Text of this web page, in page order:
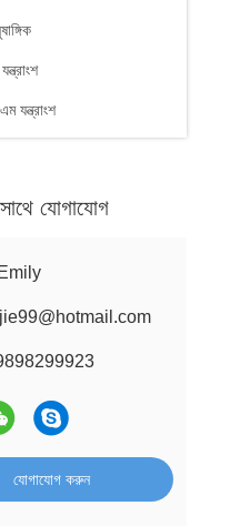
যন্ত্রাংশ
যোগাযোগ
যোগাযোগ করুন